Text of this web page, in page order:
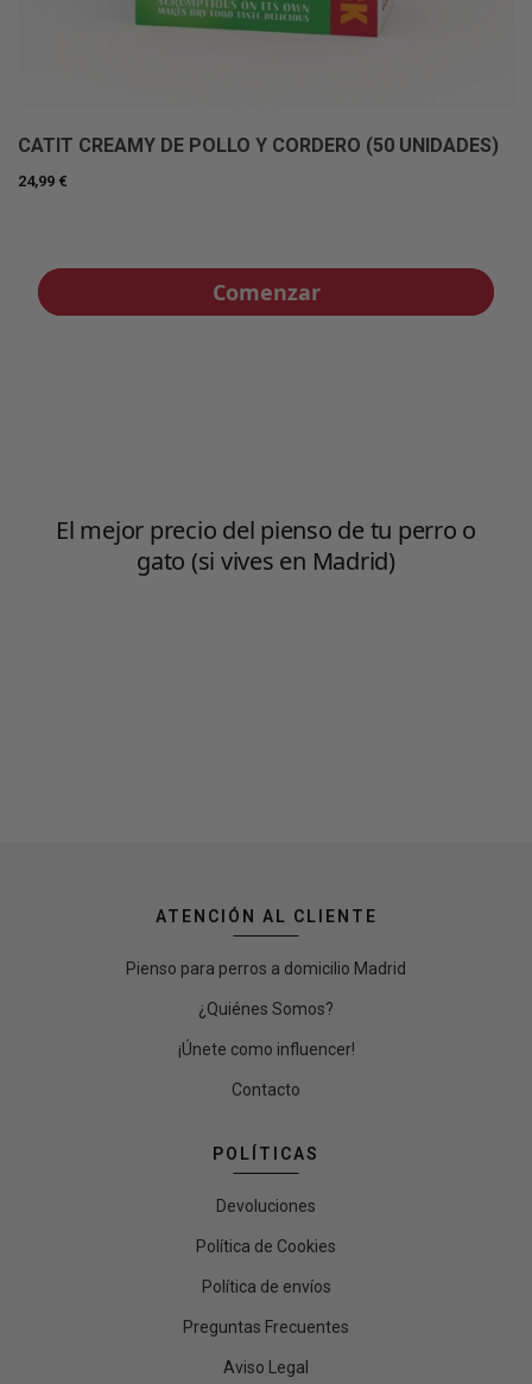
CATIT CREAMY DE POLLO Y CORDERO (50 UNIDADES)
24,99 €
ATENCIÓN AL CLIENTE
Pienso para perros a domicilio Madrid
¿Quiénes Somos?
¡Únete como influencer!
Contacto
POLÍTICAS
Devoluciones
Política de Cookies
Política de envíos
Preguntas Frecuentes
Aviso Legal